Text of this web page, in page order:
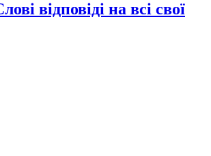
відповіді на всі свої